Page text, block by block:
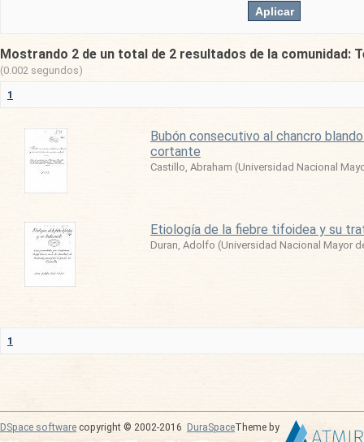
Mostrando 2 de un total de 2 resultados de la comunidad:
(0.002 segundos)
1
Bubón consecutivo al chancro
cortante
Castillo, Abraham (Universidad Nacional
Etiología de la fiebre tifoidea y su
Duran, Adolfo (Universidad Nacional Mayor
1
DSpace software copyright © 2002-2016 DuraSpaceTheme by